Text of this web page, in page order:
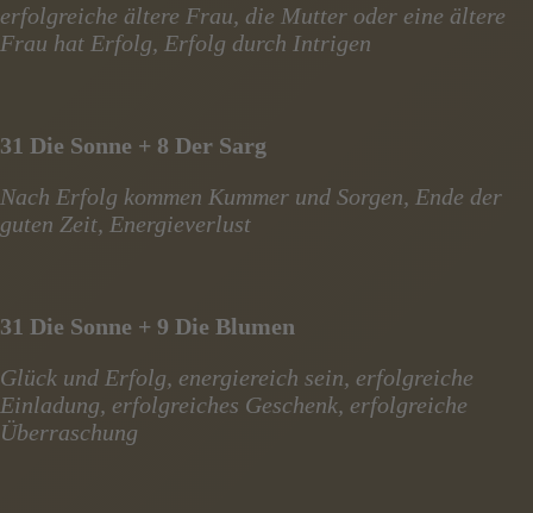
erfolgreiche ältere Frau, die Mutter oder eine ältere
Frau hat Erfolg, Erfolg durch Intrigen
31 Die Sonne + 8 Der Sarg
Nach Erfolg kommen Kummer und Sorgen, Ende der
guten Zeit, Energieverlust
31 Die Sonne + 9 Die Blumen
Glück und Erfolg, energiereich sein, erfolgreiche
Einladung, erfolgreiches Geschenk, erfolgreiche
Überraschung